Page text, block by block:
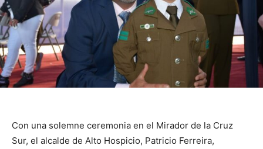
Con una solemne ceremonia en el Mirador de la Cruz
Sur, el alcalde de Alto Hospicio, Patricio Ferreira,